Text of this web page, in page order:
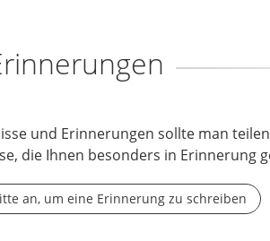
und Erinnerungen sollte man
die Ihnen besonders in Erinnerung
an, um eine Erinnerung zu schreiben